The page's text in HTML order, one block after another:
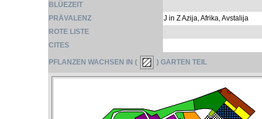
BLÜEZEIT
PRÄVALENZ
J in Z Azija, Afrika, Avstalija
ROTE LISTE
CITES
PFLANZEN WACHSEN IN ( ) GARTEN TEIL